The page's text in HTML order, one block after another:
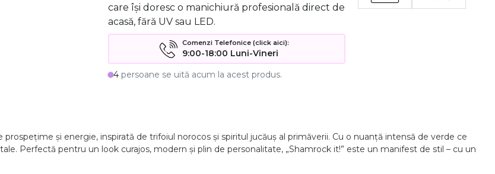
care își doresc o manichiură profesională direct de
acasă, fără UV sau LED.
Comenzi Telefonice (click aici):
9:00-18:00 Luni-Vineri
4 persoane se uită acum la acest produs.
prospețime și energie, inspirată de trifoiul norocos și spiritul jucăuș al primăverii. Cu o nuanță intensă de verde ce
Perfectă pentru un look curajos, modern și plin de personalitate, „Shamrock it!” este un manifest de stil – cu un